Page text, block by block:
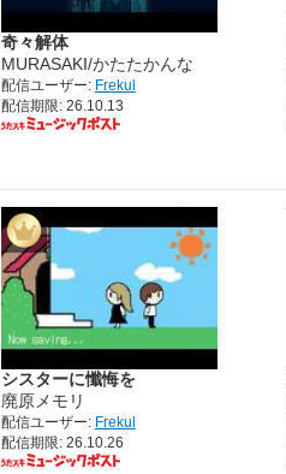
奇々解体
MURASAKI/かたたかんな
配信ユーザー: Frekul
配信期限: 26.10.13
シスターに懺悔を
廃原メモリ
配信ユーザー: Frekul
配信期限: 26.10.26